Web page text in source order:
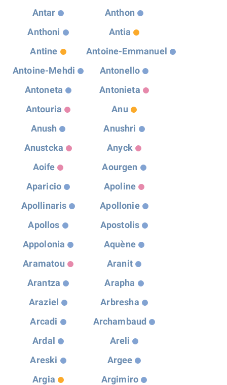
Antar
Anthon
Anthoni
Antia
Antine
Antoine-Emmanuel
Antoine-Mehdi
Antonello
Antoneta
Antonieta
Antouria
Anu
Anush
Anushri
Anustcka
Anyck
Aoife
Aourgen
Aparicio
Apoline
Apollinaris
Apollonie
Apollos
Apostolis
Appolonia
Aquène
Aramatou
Aranit
Arantza
Arapha
Araziel
Arbresha
Arcadi
Archambaud
Ardal
Areli
Areski
Argee
Argia
Argimiro